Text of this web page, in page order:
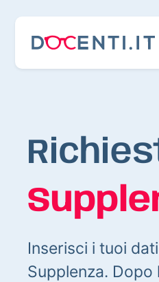
Inserisci i tuoi
Supplenza.